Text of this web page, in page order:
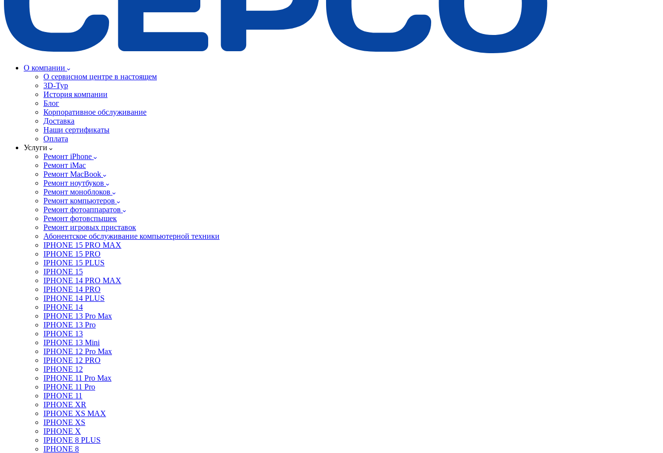
О компании
О сервисном центре в настоящем
3D-Тур
История компании
Блог
Корпоративное обслуживание
Доставка
Наши сертификаты
Оплата
Услуги
Ремонт iPhone
Ремонт iMac
Ремонт MacBook
Ремонт ноутбуков
Ремонт моноблоков
Ремонт компьютеров
Ремонт фотоаппаратов
Ремонт фотовспышек
Ремонт игровых приставок
Абонентское обслуживание компьютерной техники
IPHONE 15 PRO MAX
IPHONE 15 PRO
IPHONE 15 PLUS
IPHONE 15
IPHONE 14 PRO MAX
IPHONE 14 PRO
IPHONE 14 PLUS
IPHONE 14
IPHONE 13 Pro Max
IPHONE 13 Pro
IPHONE 13
IPHONE 13 Mini
IPHONE 12 Pro Max
IPHONE 12 PRO
IPHONE 12
IPHONE 11 Pro Max
IPHONE 11 Pro
IPHONE 11
IPHONE XR
IPHONE XS MAX
IPHONE XS
IPHONE X
IPHONE 8 PLUS
IPHONE 8